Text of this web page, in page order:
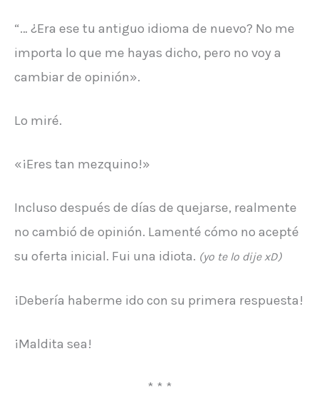
“… ¿Era ese tu antiguo idioma de nuevo? No me
importa lo que me hayas dicho, pero no voy a
cambiar de opinión».
Lo miré.
«¡Eres tan mezquino!»
Incluso después de días de quejarse, realmente
no cambió de opinión. Lamenté cómo no acepté
su oferta inicial. Fui una idiota. (yo te lo dije xD)
¡Debería haberme ido con su primera respuesta!
¡Maldita sea!
* * *